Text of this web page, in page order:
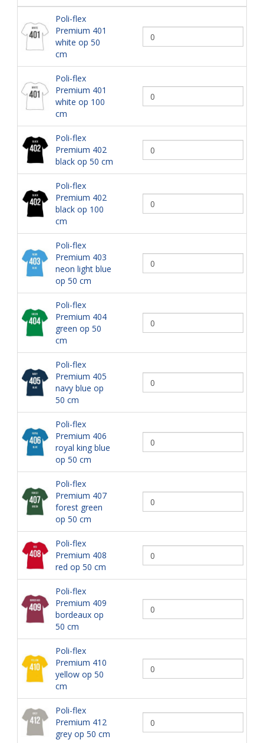
Poli-flex
Premium 401
white op 50
cm
Poli-flex
Premium 401
white op 100
cm
Poli-flex
Premium 402
black op 50 cm
Poli-flex
Premium 402
black op 100
cm
Poli-flex
Premium 403
neon light blue
op 50 cm
Poli-flex
Premium 404
green op 50
cm
Poli-flex
Premium 405
navy blue op
50 cm
Poli-flex
Premium 406
royal king blue
op 50 cm
Poli-flex
Premium 407
forest green
op 50 cm
Poli-flex
Premium 408
red op 50 cm
Poli-flex
Premium 409
bordeaux op
50 cm
Poli-flex
Premium 410
yellow op 50
cm
Poli-flex
Premium 412
grey op 50 cm